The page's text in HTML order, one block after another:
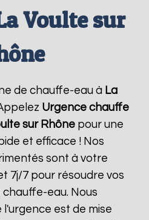
Voulte sur
de chauffe-eau à La
Urgence chauffe
sur Rhône pour une
et efficace ! Nos
sont à votre
7j/7 pour résoudre vos
eau. Nous
est de mise